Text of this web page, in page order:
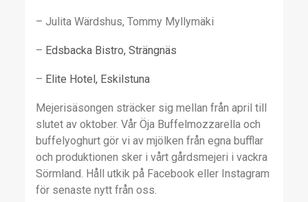
– Julita Wärdshus, Tommy Myllymäki
– Edsbacka Bistro, Strängnäs
– Elite Hotel, Eskilstuna
Mejerisäsongen sträcker sig mellan från april till
slutet av oktober. Vår Öja Buffelmozzarella och
buffelyoghurt gör vi av mjölken från egna bufflar
och produktionen sker i vårt gårdsmejeri i vackra
Sörmland. Håll utkik på Facebook eller Instagram
för senaste nytt från oss.